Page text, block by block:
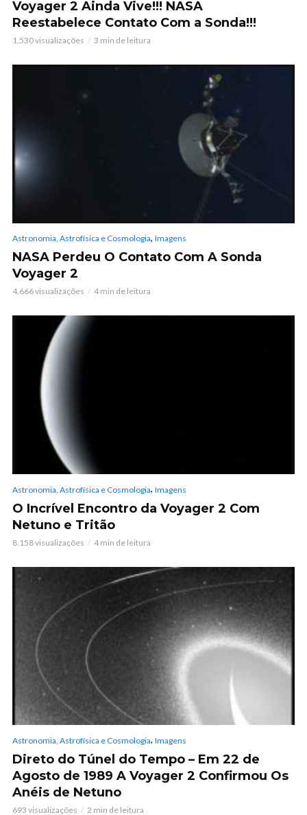
Voyager 2 Ainda Vive!!! NASA
Reestabelece Contato Com a Sonda!!!
1.530 visualizações 3 min de leitura
Astronomia, Astrofísica e Cosmologia, Imagens
NASA Perdeu O Contato Com A Sonda
Voyager 2
4.666 visualizações 4 min de leitura
Astronomia, Astrofísica e Cosmologia, Imagens
O Incrível Encontro da Voyager 2 Com
Netuno e Tritão
8.158 visualizações 4 min de leitura
Astronomia, Astrofísica e Cosmologia, Imagens
Direto do Túnel do Tempo – Em 22 de
Agosto de 1989 A Voyager 2 Confirmou Os
Anéis de Netuno
693 visualizações 2 min de leitura